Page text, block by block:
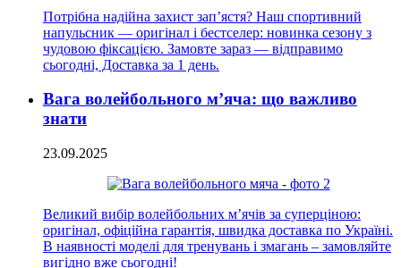
Потрібна надійна захист зап’ястя? Наш спортивний
напульсник — оригінал і бестселер: новинка сезону з
чудовою фіксацією. Замовте зараз — відправимо
сьогодні, Доставка за 1 день.
Вага волейбольного м’яча: що важливо
знати
23.09.2025
Великий вибір волейбольних м’ячів за суперціною:
оригінал, офіційна гарантія, швидка доставка по Україні.
В наявності моделі для тренувань і змагань – замовляйте
вигідно вже сьогодні!